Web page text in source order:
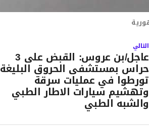
التالي
عاجل/بن عروس: القبض على 3
حراس بمستشفى الحروق البليغة
تورطوا في عمليات سرقة
وتهشيم سيارات الاطار الطبي
والشبه الطبي